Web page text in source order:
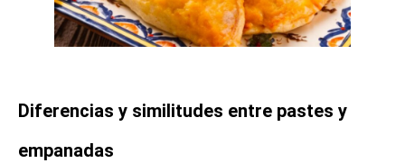
Diferencias y similitudes entre pastes y
empanadas